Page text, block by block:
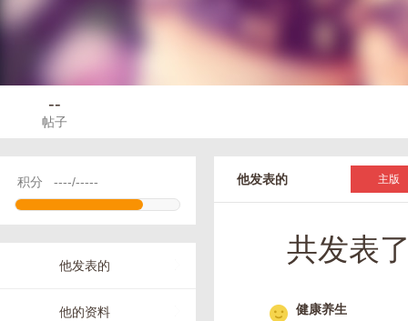
--
帖子
积分 ----/-----
他发表的
他的资料
他发表的 主版
共发表
健康养生